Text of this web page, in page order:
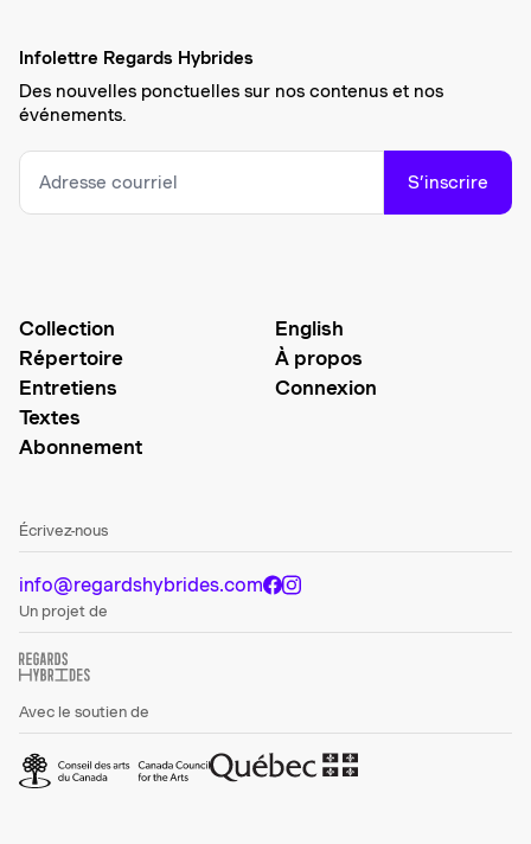
Infolettre Regards Hybrides
Des nouvelles ponctuelles sur nos contenus et nos
événements.
S’inscrire
Collection
Répertoire
Entretiens
Textes
Abonnement
English
À propos
Connexion
Écrivez-nous
info@regardshybrides.com
Un projet de
Avec le soutien de